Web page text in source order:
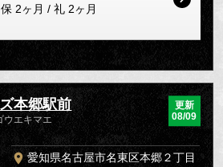
2ヶ月 / 礼 2ヶ月
本郷駅前
ウエキマエ
更新
08/09
愛知県名古屋市名東区本郷２丁目